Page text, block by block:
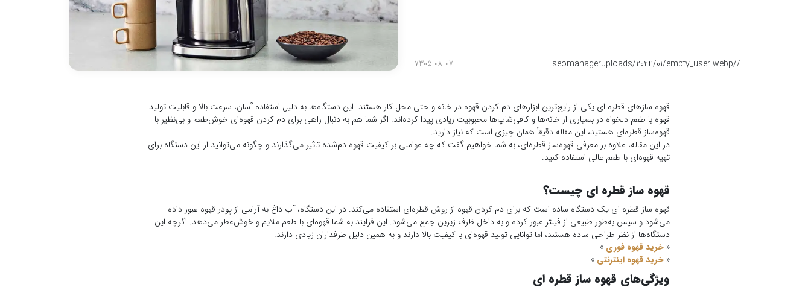
/
/uploads/2024/01/empty_user.webp
seomanager
7305-08-07
قهوه سازهای قطره ای یکی از رایج‌ترین ابزارهای دم کردن قهوه در خانه و حتی محل کار هستند. این دستگاه‌ها به دلیل استفاده آسان، سرعت بالا و قابلیت تولید
قهوه با طعم دلخواه در بسیاری از خانه‌ها و کافی‌شاپ‌ها محبوبیت زیادی پیدا کرده‌اند. اگر شما هم به دنبال راهی برای دم کردن قهوه‌ای خوش‌طعم و بی‌نظیر با
قهوه‌ساز قطره‌ای هستید، این مقاله دقیقاً همان چیزی است که نیاز دارید.
در این مقاله، علاوه بر معرفی قهوه‌ساز قطره‌ای، به شما خواهیم گفت که چه عواملی بر کیفیت قهوه دم‌شده تاثیر می‌گذارند و چگونه می‌توانید از این دستگاه برای
تهیه قهوه‌ای با طعم عالی استفاده کنید.
قهوه ساز قطره ای چیست؟
قهوه ساز قطره ای یک دستگاه ساده است که برای دم کردن قهوه از روش قطره‌ای استفاده می‌کند. در این دستگاه، آب داغ به آرامی از پودر قهوه عبور داده
می‌شود و سپس به‌طور طبیعی از فیلتر عبور کرده و به داخل ظرف زیرین جمع می‌شود. این فرایند به شما قهوه‌ای با طعم ملایم و خوش‌عطر می‌دهد. اگرچه این
دستگاه‌ها از نظر طراحی ساده هستند، اما توانایی تولید قهوه‌ای با کیفیت بالا دارند و به همین دلیل طرفداران زیادی دارند.
« خرید قهوه فوری »
« خرید قهوه اینترنتی »
ویژگی‌های قهوه ساز قطره ای